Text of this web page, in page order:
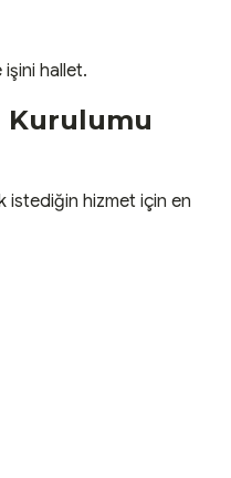
hallet.
Kurulumu
istediğin hizmet için en